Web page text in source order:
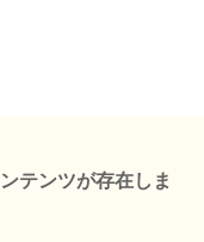
テンツが存在しま